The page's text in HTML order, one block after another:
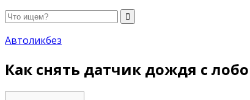
Автоликбез
Как снять датчик дождя с